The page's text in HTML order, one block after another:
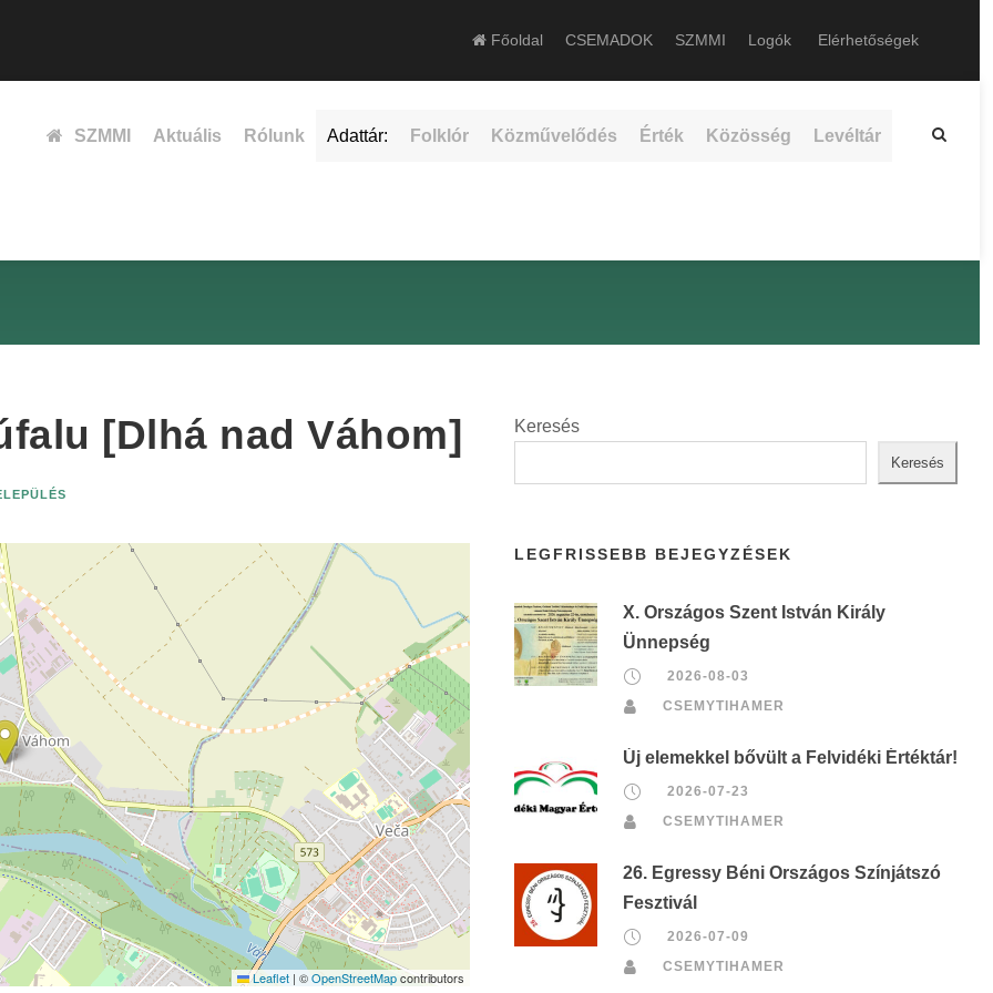
Főoldal CSEMADOK SZMMI Logók Elérhetőségek
SZMMI Aktuális Rólunk Adattár: Folklór Közművelődés Érték Közösség Levéltár
[Dlhá nad Váhom]
Leaflet | ©OpenStreetMapcontributors
Keresés
Keresés
LEGFRISSEBB BEJEGYZÉSEK
X. Országos Szent István Király
Ünnepség
2026-08-03
CSEMYTIHAMER
Új elemekkel bővült a Felvidéki Értéktár!
2026-07-23
CSEMYTIHAMER
26. Egressy Béni Országos Színjátszó
Fesztivál
2026-07-09
CSEMYTIHAMER